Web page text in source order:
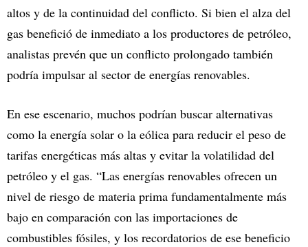
altos y de la continuidad del conflicto. Si bien el alza del
gas benefició de inmediato a los productores de petróleo,
analistas prevén que un conflicto prolongado también
podría impulsar al sector de energías renovables.
En ese escenario, muchos podrían buscar alternativas
como la energía solar o la eólica para reducir el peso de
tarifas energéticas más altas y evitar la volatilidad del
petróleo y el gas. “Las energías renovables ofrecen un
nivel de riesgo de materia prima fundamentalmente más
bajo en comparación con las importaciones de
combustibles fósiles, y los recordatorios de ese beneficio